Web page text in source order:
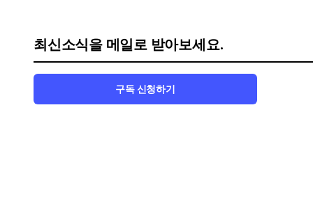
최신소식을 메일로 받아보세요.
구독 신청하기